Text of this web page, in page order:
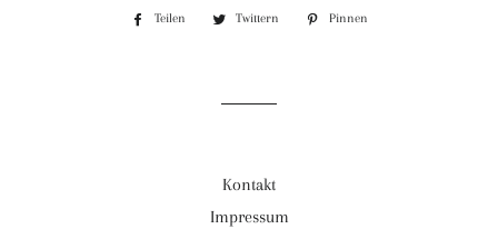
Teilen
Auf
Twittern
Auf
Pinnen
Kontakt
Impressum